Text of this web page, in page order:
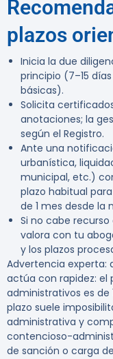
plazos
Inicia la due
principio (7–15
básicas).
Solicita
anotaciones; la
según el Registro.
Ante una
urbanística,
municipal, etc.)
plazo habitual
de 1 mes desde la
Si no cabe
valora con tu
y los plazos
Advertencia experta:
actúa con rapidez: el
administrativos es de
plazo suele
administrativa y
contencioso-
de sanción o carga